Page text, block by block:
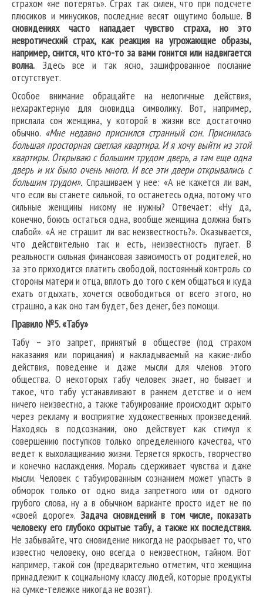
страхом «не потерять». Страх так силен, что при подсчете
плюсиков и минусиков, последние весят ощутимо больше. В
сновидениях часто нападает чувство страха, но это
невротический страх, как реакция на угрожающие образы,
например, снится, что кто-то за вами гонится или надвигается
волна. Здесь все и так ясно, зашифрованное послание
отсутствует.
Особое внимание обращайте на нелогичные действия,
нехарактерную для сновидца символику. Вот, например,
прислала сон женщина, у которой в жизни все достаточно
обычно. «Мне недавно приснился странный сон. Приснилась
большая просторная светлая квартира. И я хочу выйти из этой
квартиры. Открываю с большим трудом дверь, а там еще одна
дверь и их было очень много. И все эти двери открывались с
большим трудом». Спрашиваем у нее: «А не кажется ли вам,
что если вы станете сильной, то останетесь одна, потому что
сильные женщины никому не нужны? Отвечает: «Ну да,
конечно, боюсь остаться одна, вообще женщина должна быть
слабой». «А не страшит ли вас неизвестность?». Оказывается,
что действительно так и есть, неизвестность пугает. В
реальности сильная финансовая зависимость от родителей, но
за это приходится платить свободой, постоянный контроль со
стороны матери и отца, вплоть до того с кем общаться и куда
ехать отдыхать, хочется освободиться от всего этого, но
страшно, а как оно там будет, без денег, без помощи.
Правило №5. «Табу»
Табу – это запрет, принятый в обществе (под страхом
наказания или порицания) и накладываемый на какие-либо
действия, поведение и даже мысли для членов этого
общества. О некоторых табу человек знает, но бывает и
такое, что табу устанавливают в раннем детстве и о нем
ничего неизвестно, а также табуирование происходит скрыто
через рекламу и восприятие художественных произведений.
Находясь в подсознании, оно действует как стимул к
совершению поступков только определенного качества, что
ведет к выхолащиванию жизни. Теряется яркость, творчество
и конечно наслаждения. Мораль сдерживает чувства и даже
мысли. Человек с табуированным сознанием может упасть в
обморок только от одно вида запретного или от одного
грубого слова, ну а в обычном варианте просто идет не по
«своей дороге». Задача сновидений в том числе, показать
человеку его глубоко скрытые табу, а также их последствия.
Не забывайте, что сновидение никогда не раскрывает то, что
известно человеку, оно всегда о неизвестном, тайном. Вот
например, такой сон (предварительно отметим, что женщина
принадлежит к социальному классу людей, которые продукты
на сумке-тележке никогда не возят).